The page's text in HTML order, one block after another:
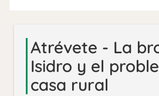
Atrévete - La
Isidro y el
casa rural